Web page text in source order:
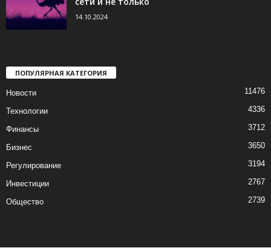
14.10.2024
ПОПУЛЯРНАЯ КАТЕГОРИЯ
Новости 11476
Технологии 4336
Финансы 3712
Бизнес 3650
Регулирование 3194
Инвестиции 2767
Общество 2739